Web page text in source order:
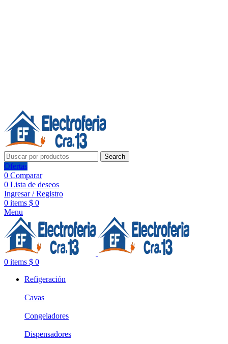
Search
Ofertas
0 Comparar
0 Lista de deseos
Ingresar / Registro
0 items $ 0
Menu
0 items $ 0
Refigeración
Cavas
Congeladores
Dispensadores